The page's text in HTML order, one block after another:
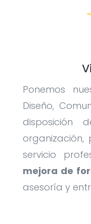
Ponemos
Diseño,
organización,
servicio
mejora de
asesoría y